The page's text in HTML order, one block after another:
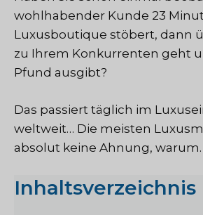
wohlhabender Kunde 23
Luxusboutique stöbert, dann
zu Ihrem Konkurrenten geht
Pfund ausgibt?
Das passiert täglich im
weltweit… Die meisten
absolut keine Ahnung, warum.
Inhaltsverzeichnis